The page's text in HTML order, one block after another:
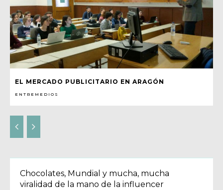
EL MERCADO PUBLICITARIO EN ARAGÓN
ENTREMEDIOS
Chocolates, Mundial y mucha, mucha
viralidad de la mano de la influencer